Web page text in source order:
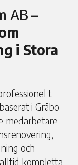
AB –
i Stora
i Gråbo
medarbetare.
och
kompletta